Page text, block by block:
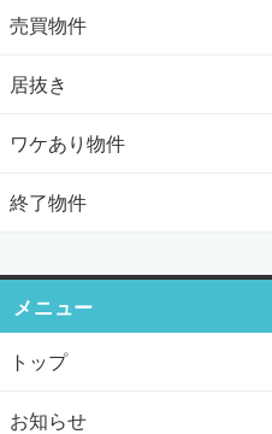
売買物件
居抜き
ワケあり物件
終了物件
メニュー
トップ
お知らせ